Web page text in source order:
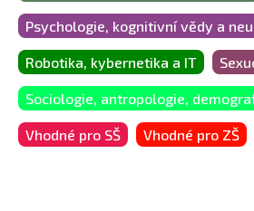
Psychologie, kognitivní vědy a
Robotika, kybernetika a IT
Sociologie, antropologie,
Vhodné pro SŠ Vhodné pro ZŠ